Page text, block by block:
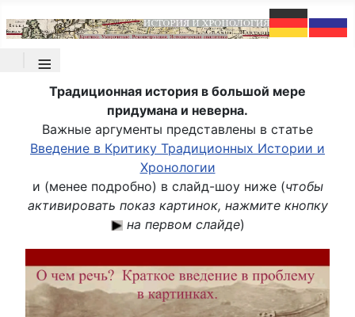
≡
Традиционная история в большой мере
придумана и неверна.
Важные аргументы представлены в статье
Введение в Критику Традиционных Истории и
Хронологии
и (менее подробно) в слайд-шоу ниже (чтобы
активировать показ картинок, нажмите кнопку
на первом слайде)